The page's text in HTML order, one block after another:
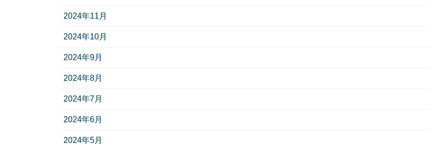
2024年11月
2024年10月
2024年9月
2024年8月
2024年7月
2024年6月
2024年5月